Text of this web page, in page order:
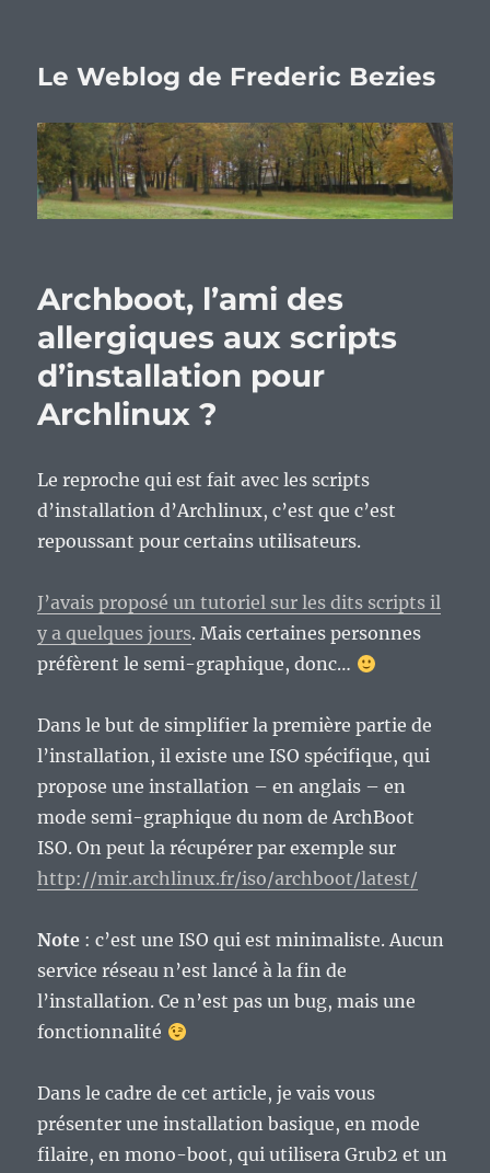
Le Weblog de Frederic Bezies
Archboot, l’ami des
allergiques aux scripts
d’installation pour
Archlinux ?
Le reproche qui est fait avec les scripts
d’installation d’Archlinux, c’est que c’est
repoussant pour certains utilisateurs.
J’avais proposé un tutoriel sur les dits scripts il
y a quelques jours. Mais certaines personnes
préfèrent le semi-graphique, donc…
Dans le but de simplifier la première partie de
l’installation, il existe une ISO spécifique, qui
propose une installation – en anglais – en
mode semi-graphique du nom de ArchBoot
ISO. On peut la récupérer par exemple sur
http://mir.archlinux.fr/iso/archboot/latest/
Note : c’est une ISO qui est minimaliste. Aucun
service réseau n’est lancé à la fin de
l’installation. Ce n’est pas un bug, mais une
fonctionnalité
Dans le cadre de cet article, je vais vous
présenter une installation basique, en mode
filaire, en mono-boot, qui utilisera Grub2 et un